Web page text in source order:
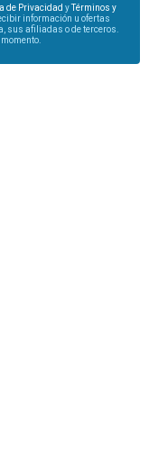
de Privacidad yTérminos y
información u ofertas
sus afiliadas o de terceros.